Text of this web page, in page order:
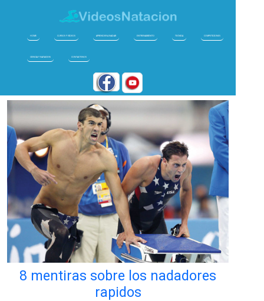
HOME CURSOS Y VIDEOS APRENDER A NADAR ENTRENAMIENTO TECNICA COMPETICIONES
CIENCIA Y NATACION CONTACTENOS
8 mentiras sobre los nadadores
rapidos